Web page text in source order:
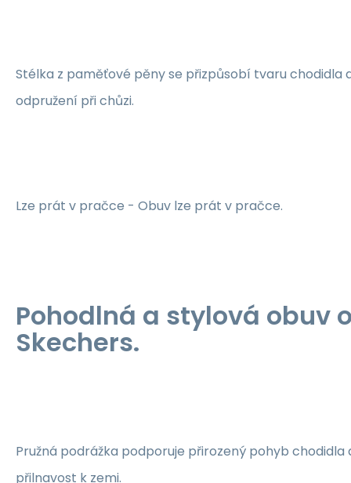
Stélka z paměťové pěny se přizpůsobí tvaru chodidla
odpružení při chůzi.
Lze prát v pračce - Obuv lze prát v pračce.
Pohodlná a stylová obuv
Skechers.
Pružná podrážka podporuje přirozený pohyb chodidla
přilnavost k zemi.